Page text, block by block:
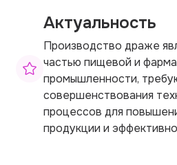
Актуальность
Производство драже
частью пищевой и
промышленности,
совершенствования
процессов для
продукции и